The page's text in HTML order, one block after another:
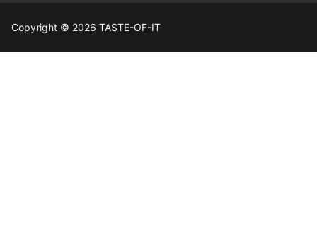
Copyright © 2026 TASTE-OF-IT